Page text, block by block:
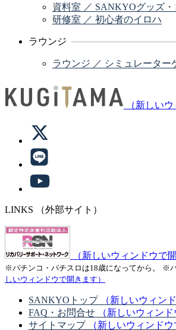
資料室 ／ SANKYOグッズ
研修室 ／ 初心者のイロハ
ラウンジ
ラウンジ ／ シミュレーター
（新しい
LINKS （外部サイト）
（新しいウィンドウで
※パチンコ・パチスロは18歳になってから。 ※
しいウィンドウで開きます）
SANKYOトップ
（新しいウィン
FAQ・お問合せ
（新しいウィン
サイトマップ
（新しいウィンドウ